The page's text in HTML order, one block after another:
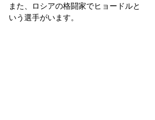
また、ロシアの格闘家でヒョードルと
いう選手がいます。